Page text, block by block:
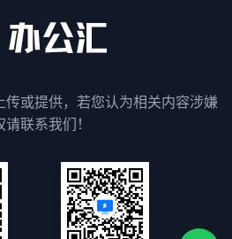
传或提供，若您认为相关内容涉嫌
请联系我们！